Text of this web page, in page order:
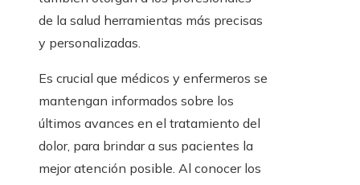
de la salud herramientas más precisas
y personalizadas.
Es crucial que médicos y enfermeros se
mantengan informados sobre los
últimos avances en el tratamiento del
dolor, para brindar a sus pacientes la
mejor atención posible. Al conocer los